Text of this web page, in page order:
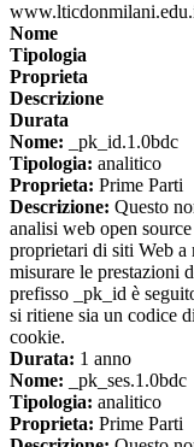
Nome
Tipologia
Proprieta
Descrizione
Durata
Nome: _pk_id.1.0bdc
Tipologia: analitico
Proprieta: Prime Parti
Descrizione: Questo
analisi web open
proprietari di siti Web a
misurare le prestazioni
prefisso _pk_id è
si ritiene sia un codice
cookie.
Durata: 1 anno
Nome: _pk_ses.1.0bdc
Tipologia: analitico
Proprieta: Prime Parti